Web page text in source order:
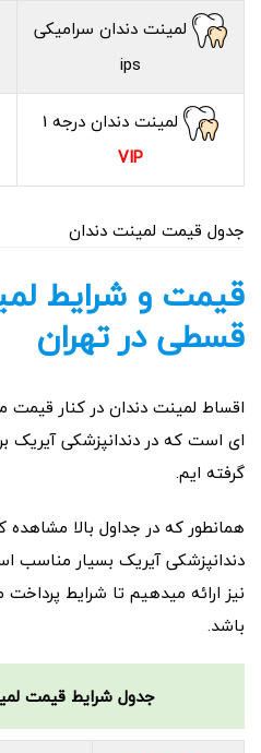
لمینت دندان سرامیکی
ips
لمینت دندان درجه 1
VIP
جدول قیمت لمینت دندان
قیمت و شرایط
قسطی در تهران
اقساط لمینت دندان در کنار قیمت
ای است که در دندانپزشکی آیریک
گرفته ایم.
همانطور که در جداول بالا
دندانپزشکی آیریک بسیار مناسب
نیز ارائه میدهیم تا شرایط
باشد.
جدول شرایط قیمت